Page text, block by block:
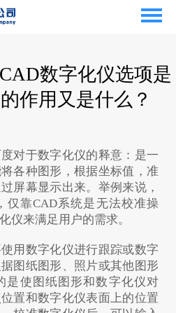
数字化仪选项是
作用又是什么？
于数字化仪的释意：是一
各种图形，根据坐标值，准
屏幕显示出来。举例来说，
仅靠CAD系统是无法校准操
仪来满足用户的需求。
数字化仪进行跟踪或数字
图纸图形、照片或其他图形
是使图纸图形和数字化仪对
置和数字化仪表面上的位置